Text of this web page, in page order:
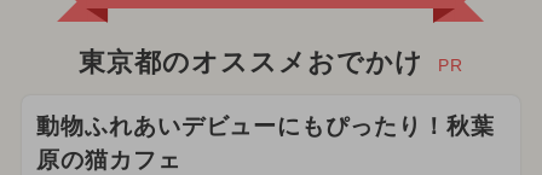
東京都のオススメおでかけ PR
動物ふれあいデビューにもぴったり！秋葉
原の猫カフェ